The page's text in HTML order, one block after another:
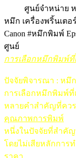
ศูนย์จำหน่าย
หมึก เครื่องพริ้นเต
Canon #หมึกพิมพ์
ศูนย์
การเลือกหมึกพิมพ์
ปัจจัยพิจารณา : หมึ
การเลือกหมึกพิมพ์
หลายคำสำคัญที่คว
คุณภาพการพิมพ์
หนึ่งในปัจจัยที่สำคั
โดยไม่เสียหลักการ
ราคา